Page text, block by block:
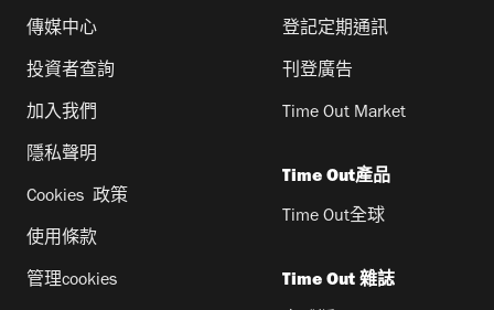
傳媒中心
投資者查詢
加入我們
隱私聲明
Cookies 政策
使用條款
管理cookies
登記定期通訊
刊登廣告
Time Out Market
Time Out產品
Time Out全球
Time Out 雜誌